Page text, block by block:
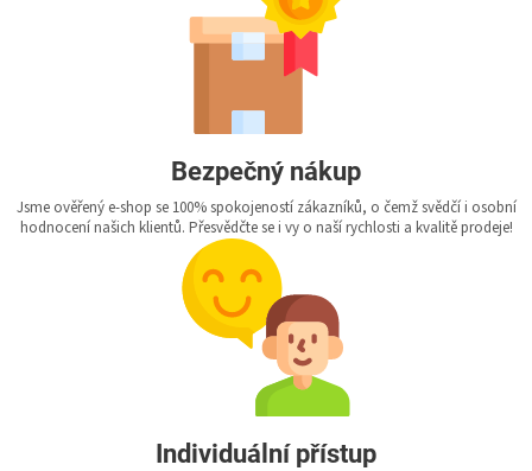
Bezpečný nákup
Jsme ověřený e-shop se 100% spokojeností zákazníků, o čemž svědčí i osobní
hodnocení našich klientů. Přesvědčte se i vy o naší rychlosti a kvalitě prodeje!
Individuální přístup